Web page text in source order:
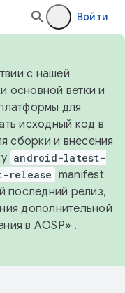
Войти
с нашей
основной ветки и
для
исходный код в
сборки и внесения
android-latest-
release manifest
последний релиз,
дополнительной
в AOSP» .